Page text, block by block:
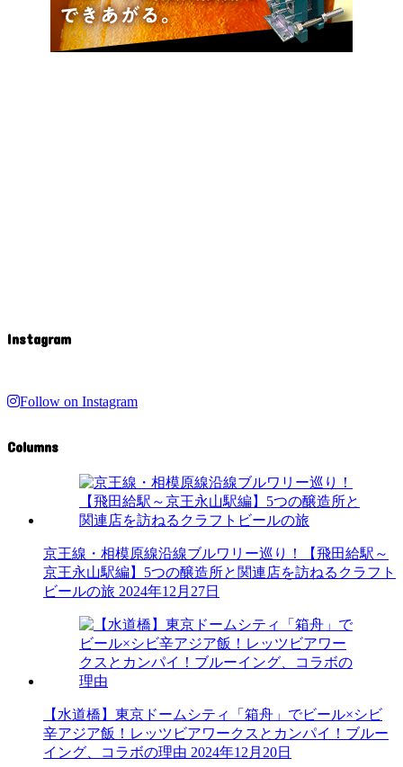
Instagram
Follow on Instagram
Columns
京王線・相模原線沿線ブルワリー巡り！【飛田給駅～
京王永山駅編】5つの醸造所と関連店を訪ねるクラフト
ビールの旅 2024年12月27日
【水道橋】東京ドームシティ「箱舟」でビール×シビ
辛アジア飯！レッツビアワークスとカンパイ！ブルー
イング、コラボの理由 2024年12月20日